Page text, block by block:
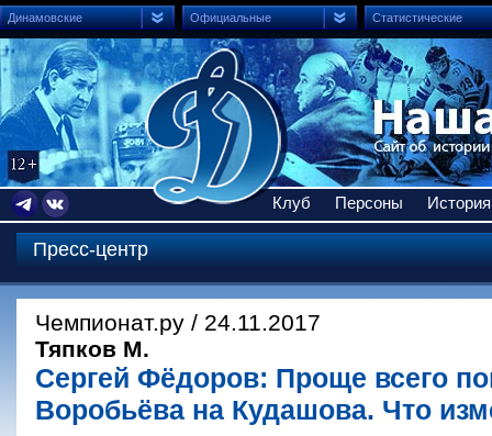
Динамовские Официальные Статистические
Клуб Персоны История
Пресс-центр
Чемпионат.ру / 24.11.2017
Тяпков М.
Сергей Фёдоров: Проще всего
Воробьёва на Кудашова. Что